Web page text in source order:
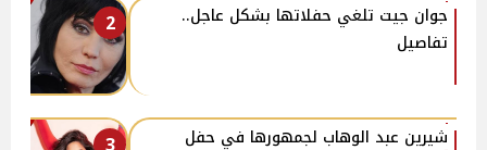
2
جوان جيت تلغي حفلاتها بشكل عاجل..
تفاصيل
شيرين عبد الوهاب لجمهورها في حفل